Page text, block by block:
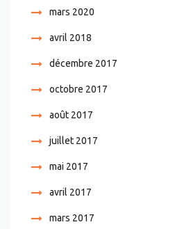
mars 2020
avril 2018
décembre 2017
octobre 2017
août 2017
juillet 2017
mai 2017
avril 2017
mars 2017